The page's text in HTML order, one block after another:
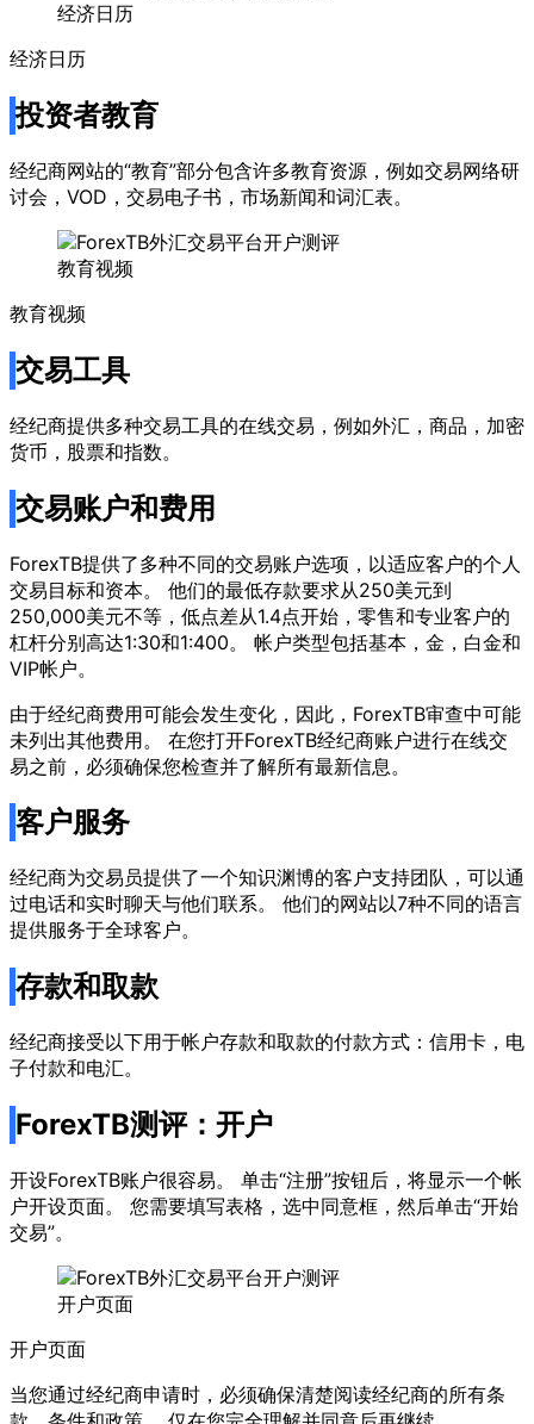
经济日历
经济日历
投资者教育
经纪商网站的“教育”部分包含许多教育资源，例如交易网络研
讨会，VOD，交易电子书，市场新闻和词汇表。
教育视频
教育视频
交易工具
经纪商提供多种交易工具的在线交易，例如外汇，商品，加密
货币，股票和指数。
交易账户和费用
ForexTB提供了多种不同的交易账户选项，以适应客户的个人
交易目标和资本。 他们的最低存款要求从250美元到
250,000美元不等，低点差从1.4点开始，零售和专业客户的
杠杆分别高达1:30和1:400。 帐户类型包括基本，金，白金和
VIP帐户。
由于经纪商费用可能会发生变化，因此，ForexTB审查中可能
未列出其他费用。 在您打开ForexTB经纪商账户进行在线交
易之前，必须确保您检查并了解所有最新信息。
客户服务
经纪商为交易员提供了一个知识渊博的客户支持团队，可以通
过电话和实时聊天与他们联系。 他们的网站以7种不同的语言
提供服务于全球客户。
存款和取款
经纪商接受以下用于帐户存款和取款的付款方式：信用卡，电
子付款和电汇。
ForexTB测评：开户
开设ForexTB账户很容易。 单击“注册”按钮后，将显示一个帐
户开设页面。 您需要填写表格，选中同意框，然后单击“开始
交易”。
开户页面
开户页面
当您通过经纪商申请时，必须确保清楚阅读经纪商的所有条